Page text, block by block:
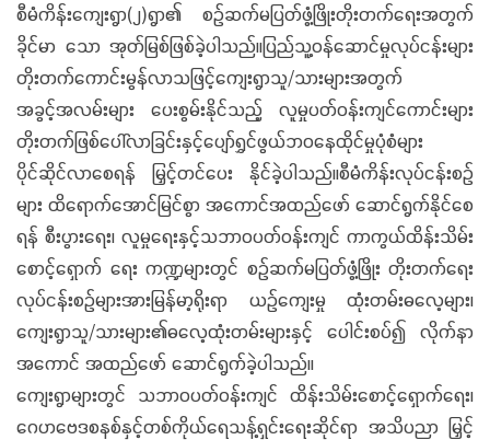
စီမံကိန်းကျေးရွာ(၂)ရွာ၏ စဉ်ဆက်မပြတ်ဖွံ့ဖြိုးတိုးတက်ရေးအတွက်
ခိုင်မာ သော အုတ်မြစ်ဖြစ်ခဲ့ပါသည်။ပြည်သူ့ဝန်ဆောင်မှုလုပ်ငန်းများ
တိုးတက်ကောင်းမွန်လာသဖြင့်ကျေးရွာသူ/သားများအတွက်
အခွင့်အလမ်းများ ပေးစွမ်းနိုင်သည့် လူမှုပတ်ဝန်းကျင်ကောင်းများ
တိုးတက်ဖြစ်ပေါ်လာခြင်းနှင့်ပျော်ရွှင်ဖွယ်ဘဝနေထိုင်မှုပုံစံများ
ပိုင်ဆိုင်လာစေရန် မြှင့်တင်ပေး နိုင်ခဲ့ပါသည်။စီမံကိန်းလုပ်ငန်းစဉ်
များ ထိရောက်အောင်မြင်စွာ အကောင်အထည်ဖော် ဆောင်ရွက်နိုင်စေ
ရန် စီးပွားရေး၊ လူမှုရေးနှင့်သဘာဝပတ်ဝန်းကျင် ကာကွယ်ထိန်းသိမ်း
စောင့်ရှောက် ရေး ကဏ္ဍများတွင် စဉ်ဆက်မပြတ်ဖွံ့ဖြိုး တိုးတက်ရေး
လုပ်ငန်းစဉ်များအားမြန်မာ့ရိုးရာ ယဉ်ကျေးမှု ထုံးတမ်းဓလေ့များ၊
ကျေးရွာသူ/သားများ၏ဓလေ့ထုံးတမ်းများနှင့် ပေါင်းစပ်၍ လိုက်နာ
အကောင် အထည်ဖော် ဆောင်ရွက်ခဲ့ပါသည်။
ကျေးရွာများတွင် သဘာဝပတ်ဝန်းကျင် ထိန်းသိမ်းစောင့်ရှောက်ရေး၊
ဂေဟဗေဒစနစ်နှင့်တစ်ကိုယ်ရေသန့်ရှင်းရေးဆိုင်ရာ အသိပညာ မြှင့်